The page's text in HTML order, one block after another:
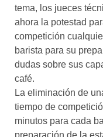
tema, los jueces
ahora la potestad
competición
barista para su
dudas sobre sus
café.
La eliminación de
tiempo de
minutos para cada